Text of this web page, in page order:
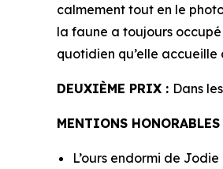
calmement tout en le
la faune a toujours occupé
quotidien qu’elle accueille
DEUXIÈME PRIX : Dans
MENTIONS HONORABLES
L’ours endormi de